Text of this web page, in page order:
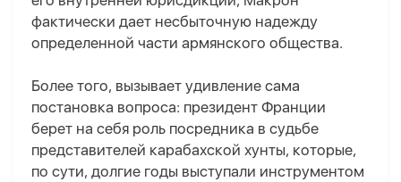
фактически дает несбыточную надежду
определенной части армянского общества.
Более того, вызывает удивление сама
постановка вопроса: президент Франции
берет на себя роль посредника в судьбе
представителей карабахской хунты, которые,
по сути, долгие годы выступали инструментом